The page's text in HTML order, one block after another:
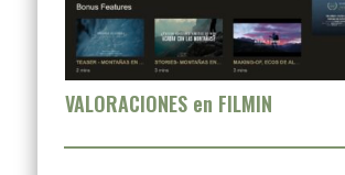
VALORACIONES en FILMIN